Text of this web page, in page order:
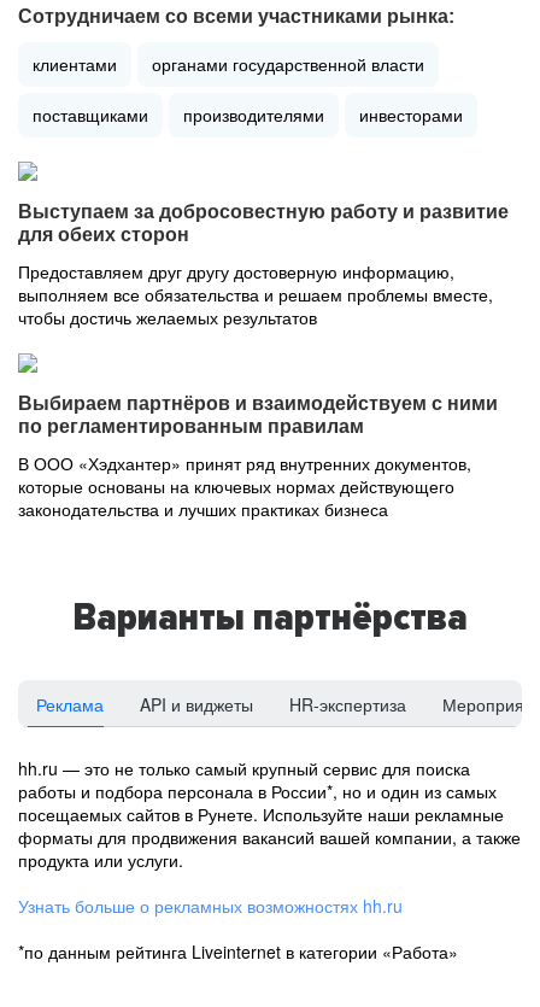
Сотрудничаем со всеми участниками рынка:
клиентами органами государственной власти
поставщиками производителями инвесторами
Выступаем за добросовестную работу и развитие
для обеих сторон
Предоставляем друг другу достоверную информацию,
выполняем все обязательства и решаем проблемы вместе,
чтобы достичь желаемых результатов
Выбираем партнёров и взаимодействуем с ними
по регламентированным правилам
В ООО «Хэдхантер» принят ряд внутренних документов,
которые основаны на ключевых нормах действующего
законодательства и лучших практиках бизнеса
Варианты партнёрства
Реклама API и виджеты HR-экспертиза
hh.ru — это не только самый крупный сервис для поиска
работы и подбора персонала в России*, но и один из самых
посещаемых сайтов в Рунете. Используйте наши рекламные
форматы для продвижения вакансий вашей компании, а также
продукта или услуги.
Узнать больше о рекламных возможностях hh.ru
*по данным рейтинга Liveinternet в категории «Работа»